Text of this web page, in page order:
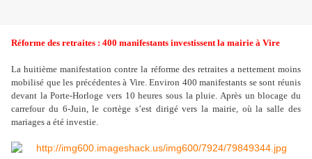
Réforme des retraites : 400 manifestants investissent la mairie à Vire
La huitième manifestation contre la réforme des retraites a nettement moins
mobilisé que les précédentes à Vire. Environ 400 manifestants se sont réunis
devant la Porte-Horloge vers 10 heures sous la pluie. Après un blocage du
carrefour du 6-Juin, le cortège s’est dirigé vers la mairie, où la salle des
mariages a été investie.